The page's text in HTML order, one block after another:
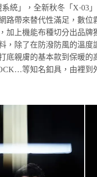
統」，全新秋冬「X·03
路帶來替代性滿足，數位
加上機能布種切分出品牌
，除了在防潑防風的溫度
底親膚的基本款到保暖的
等知名釦具，由裡到